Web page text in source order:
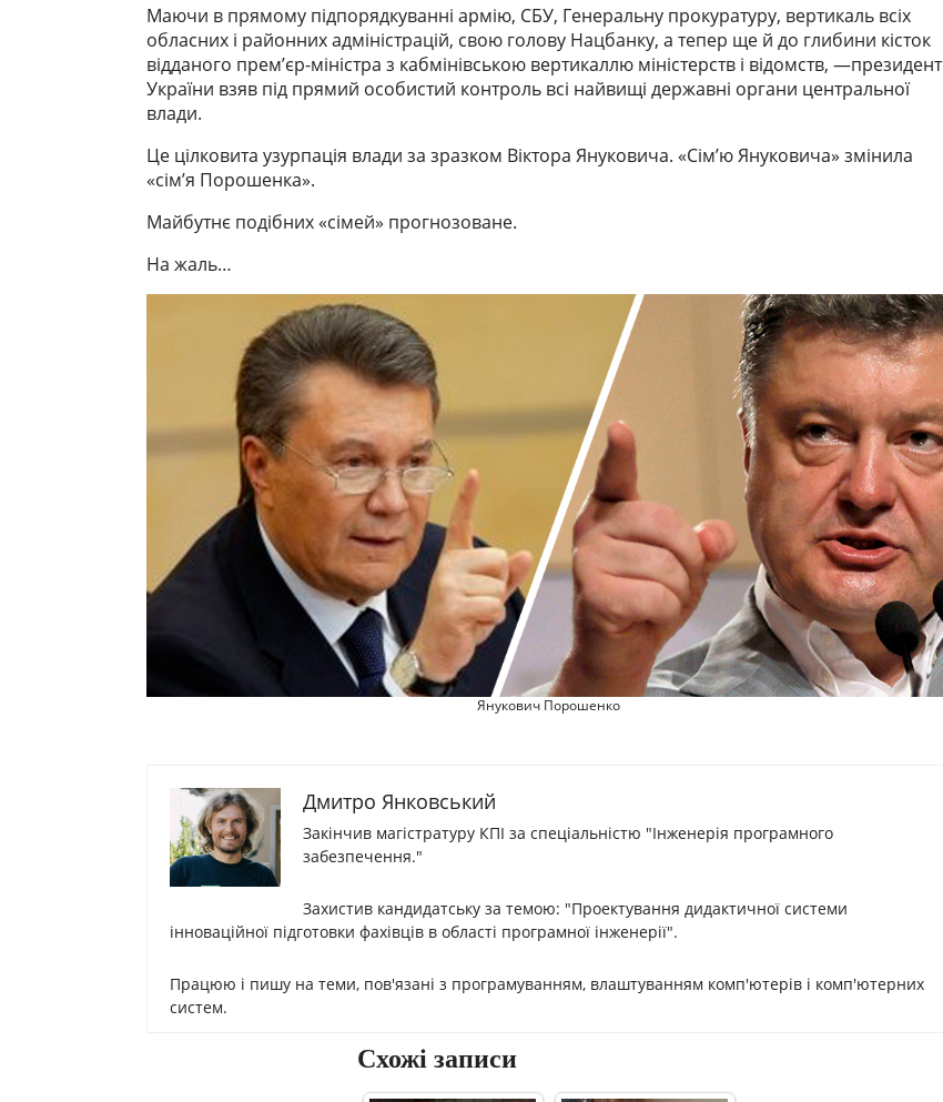
Маючи в прямому підпорядкуванні армію, СБУ, Генеральну прокуратуру, вертикаль всіх
обласних і районних адміністрацій, свою голову Нацбанку, а тепер ще й до глибини кісток
відданого прем’єр-міністра з кабмінівською вертикаллю міністерств і відомств, —президент
України взяв під прямий особистий контроль всі найвищі державні органи центральної
влади.
Це цілковита узурпація влади за зразком Віктора Януковича. «Сім’ю Януковича» змінила
«сім’я Порошенка».
Майбутнє подібних «сімей» прогнозоване.
На жаль…
Янукович Порошенко
Дмитро Янковський
Закінчив магістратуру КПІ за спеціальністю "Інженерія програмного
забезпечення."
Захистив кандидатську за темою: "Проектування дидактичної системи
інноваційної підготовки фахівців в області програмної інженерії".
Працюю і пишу на теми, пов'язані з програмуванням, влаштуванням комп'ютерів і комп'ютерних
систем.
Схожі записи